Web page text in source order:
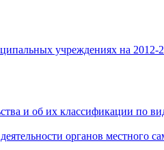
учреждениях на 2012-
и об их классификации по
органов местного